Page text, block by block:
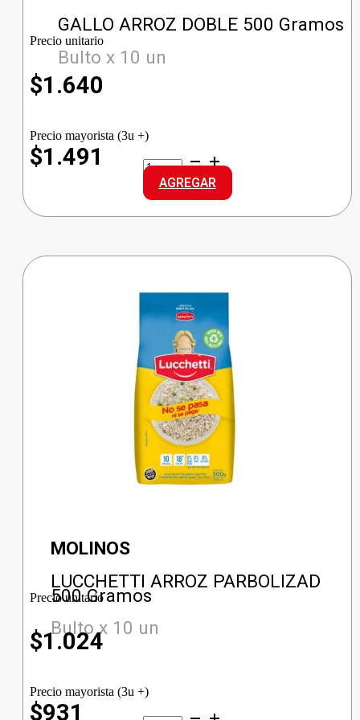
GALLO ARROZ DOBLE 500 Gramos
Bulto x 10 un
Precio unitario
$1.640
Precio mayorista (3u +)
$1.491
GALLO
ARROZ
DOBLE
cantidad
AGREGAR
MOLINOS
LUCCHETTI ARROZ PARBOLIZAD
500 Gramos
Bulto x 10 un
Precio unitario
$1.024
Precio mayorista (3u +)
$931
LUCCHETTI